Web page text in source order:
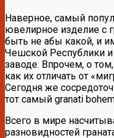
Наверное, самый
ювелирное изделие с
быть не абы какой, и
Чешской Республики
заводе. Впрочем, о
как их отличать от
Сегодня же
тот самый granati
Всего в мире
разновидностей